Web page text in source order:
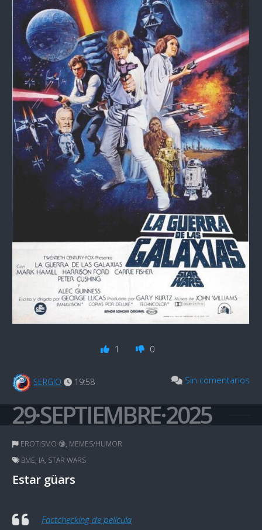
1 0
SERGIO 19:58 Sin comentarios
29·SEPTIEMBRE·2025
EROTISMO 🔞, MEMES/HUMOR
BME, IA, STAR WARS
Estar güars
Factchecking de película